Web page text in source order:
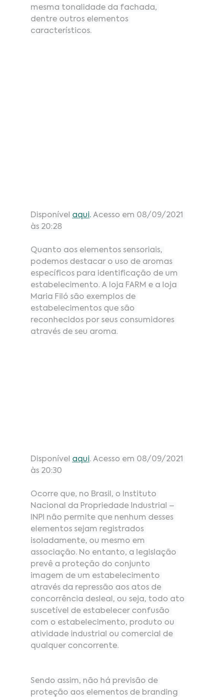
mesma tonalidade da fachada,
dentre outros elementos
característicos.
Disponível aqui. Acesso em 08/09/2021
às 20:28
Quanto aos elementos sensoriais,
podemos destacar o uso de aromas
específicos para identificação de um
estabelecimento. A loja FARM e a loja
Maria Filó são exemplos de
estabelecimentos que são
reconhecidos por seus consumidores
através de seu aroma.
Disponível aqui. Acesso em 08/09/2021
às 20:30
Ocorre que, no Brasil, o Instituto
Nacional da Propriedade Industrial –
INPI não permite que nenhum desses
elementos sejam registrados
isoladamente, ou mesmo em
associação. No entanto, a legislação
prevê a proteção do conjunto
imagem de um estabelecimento
através da repressão aos atos de
concorrência desleal, ou seja, todo ato
suscetível de estabelecer confusão
com o estabelecimento, produto ou
atividade industrial ou comercial de
qualquer concorrente.
Sendo assim, não há previsão de
proteção aos elementos de branding